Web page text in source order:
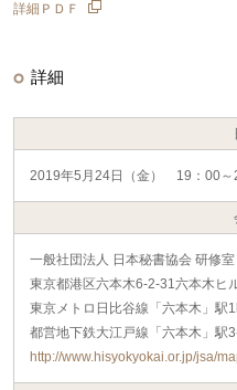
詳細ＰＤＦ
詳細
2019年5月24日（金） 19：00～
一般社団法人 日本秘書協会 研修室
東京都港区六本木6-2-31六本木ヒ
東京メトロ日比谷線「六本木」駅
都営地下鉄大江戸線「六本木」
http://www.hisyokyokai.or.jp/jsa/